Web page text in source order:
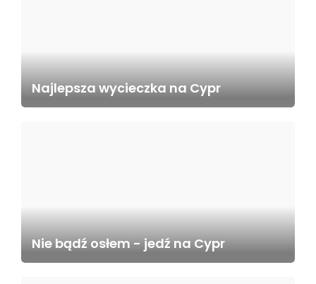
Najlepsza wycieczka na Cypr
Nie bądź osłem - jedź na Cypr